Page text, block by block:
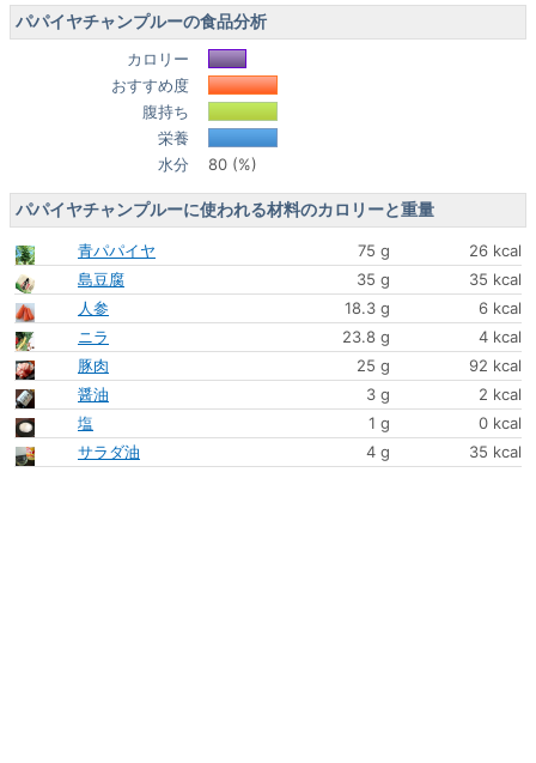
パパイヤチャンプルーの食品分析
カロリー
おすすめ度
腹持ち
栄養
水分
80 (%)
パパイヤチャンプルーに使われる材料のカロリーと重量
青パパイヤ 75 g
26 kcal
島豆腐
35 g
35 kcal
人参
18.3 g
6 kcal
ニラ
23.8 g
4 kcal
豚肉
25 g
92 kcal
醤油
3 g
2 kcal
塩
1 g
0 kcal
サラダ油
4 g 35 kcal